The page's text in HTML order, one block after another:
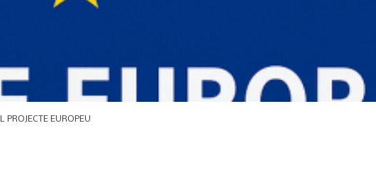
EUROPEU